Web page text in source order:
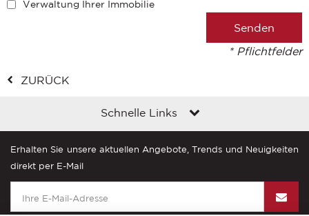
Verwaltung Ihrer Immobilie
* Pflichtfelder
ZURÜCK
Schnelle Links
Erhalten Sie unsere aktuellen Angebote, Trends und Neuigkeiten
direkt per E-Mail